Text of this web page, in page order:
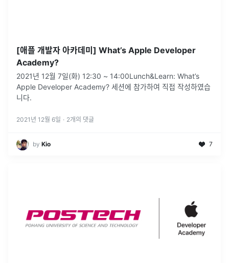
[애플 개발자 아카데미] What’s Apple Developer
Academy?
2021년 12월 7일(화) 12:30 ~ 14:00Lunch&Learn: What’s
Apple Developer Academy? 세션에 참가하여 직접 작성하였습
니다.
2021년 12월 6일 · 2개의 댓글
by Kio 7